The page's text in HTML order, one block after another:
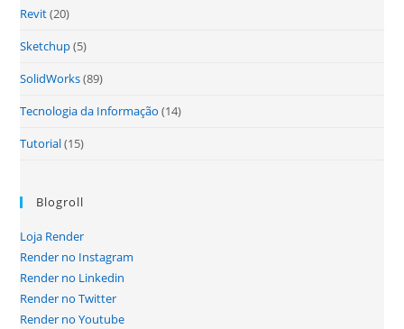
Revit(20)
Sketchup(5)
SolidWorks(89)
Tecnologia da Informação (14)
Tutorial(15)
Blogroll
Loja Render
Render no Instagram
Render no Linkedin
Render no Twitter
Render no Youtube